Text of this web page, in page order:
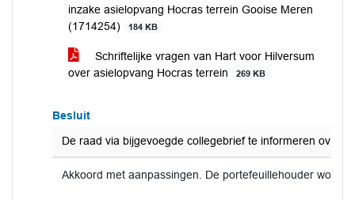
inzake asielopvang Hocras terrein Gooise Meren
(1714254)
184 KB
Schriftelijke vragen van Hart voor Hilversum
over asielopvang Hocras terrein
269 KB
Besluit
De raad via bijgevoegde collegebrief te informeren over
Akkoord met aanpassingen. De portefeuillehouder wordt